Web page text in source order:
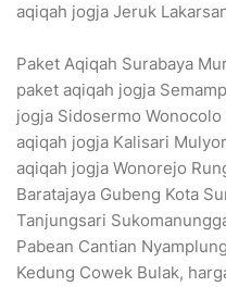
aqiqah jogja Jeruk
Paket Aqiqah Surabaya
paket aqiqah jogja
jogja Sidosermo
aqiqah jogja Kalisari
aqiqah jogja Wonorejo
Baratajaya Gubeng Kota
Tanjungsari
Pabean Cantian
Kedung Cowek Bulak,